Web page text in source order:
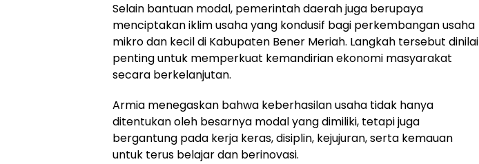
Selain bantuan modal, pemerintah daerah juga berupaya
menciptakan iklim usaha yang kondusif bagi perkembangan usaha
mikro dan kecil di Kabupaten Bener Meriah. Langkah tersebut dinilai
penting untuk memperkuat kemandirian ekonomi masyarakat
secara berkelanjutan.
Armia menegaskan bahwa keberhasilan usaha tidak hanya
ditentukan oleh besarnya modal yang dimiliki, tetapi juga
bergantung pada kerja keras, disiplin, kejujuran, serta kemauan
untuk terus belajar dan berinovasi.